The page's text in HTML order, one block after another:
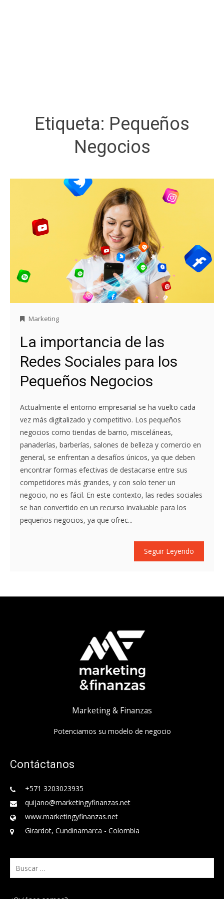
Etiqueta: Pequeños
Negocios
Marketing
La importancia de las
Redes Sociales para los
Pequeños Negocios
Actualmente el entorno empresarial se ha vuelto cada
vez más digitalizado y competitivo. Los pequeños
negocios como tiendas de barrio, misceláneas,
panaderías, barberías, salones de belleza y comercio en
general, se enfrentan a desafíos únicos, ya que deben
encontrar formas efectivas de destacarse entre sus
competidores más grandes, y con solo tener un
negocio, no es fácil. En este contexto, las redes sociales
se han convertido en un recurso invaluable para los
pequeños negocios, ya que ofrec...
Seguir Leyendo
Marketing & Finanzas
Potenciamos su modelo de negocio
Contáctanos
+571 3203023935
quijano@marketingyfinanzas.net
www.marketingyfinanzas.net
Girardot, Cundinamarca - Colombia
Buscar: